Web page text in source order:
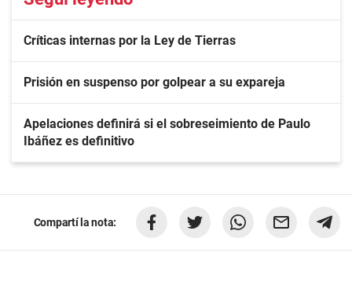
Críticas internas por la Ley de Tierras
Prisión en suspenso por golpear a su expareja
Apelaciones definirá si el sobreseimiento de Paulo
Ibáñez es definitivo
Compartí la nota: